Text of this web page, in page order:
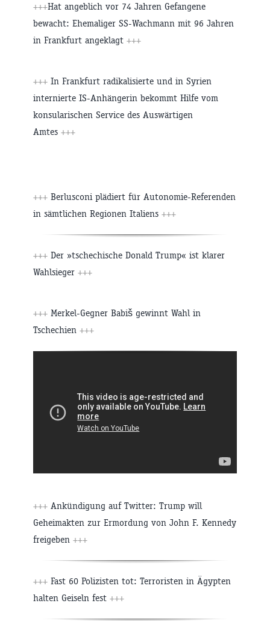
+++Hat angeblich vor 74 Jahren Gefangene
bewacht: Ehemaliger SS-Wachmann mit 96 Jahren
in Frankfurt angeklagt +++
+++ In Frankfurt radikalisierte und in Syrien
internierte IS-Anhängerin bekommt Hilfe vom
konsularischen Service des Auswärtigen
Amtes +++
+++ Berlusconi plädiert für Autonomie-Referenden
in sämtlichen Regionen Italiens +++
+++ Der »tschechische Donald Trump« ist klarer
Wahlsieger +++
+++ Merkel-Gegner Babiš gewinnt Wahl in
Tschechien +++
+++ Ankündigung auf Twitter: Trump will
Geheimakten zur Ermordung von John F. Kennedy
freigeben +++
+++ Fast 60 Polizisten tot: Terroristen in Ägypten
halten Geiseln fest +++